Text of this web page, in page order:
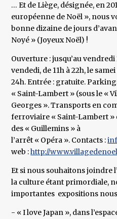
… Et de Liège, désignée, en
européenne de Noël », nous
bonne dizaine de jours
Noyé » (Joyeux Noël) !
Ouverture : jusqu’au
vendedi, de 11h à 22h, le
24h. Entrée : gratuite.
« Saint-Lambert » (sous le «
Georges ». Transports en
ferroviaire « Saint-Lambert »
des « Guillemins » à
l’arrêt « Opéra ». Contacts :
web :http://
Et si nous souhaitons joindre
la culture étant primordiale,
importantes expositions
- « I love Japan », dans